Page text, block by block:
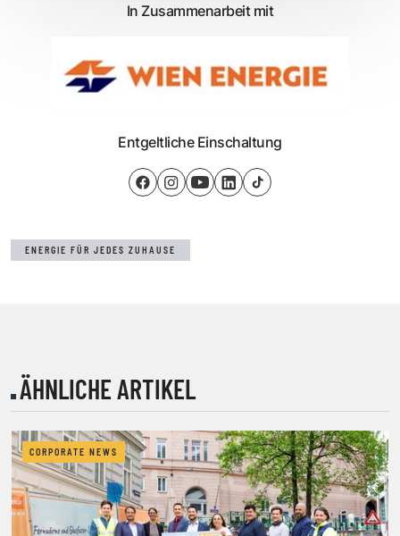
In Zusammenarbeit mit
Entgeltliche Einschaltung
ENERGIE FÜR JEDES ZUHAUSE
ÄHNLICHE ARTIKEL
CORPORATE NEWS